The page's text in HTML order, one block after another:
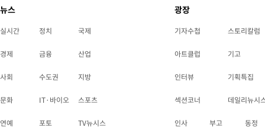
뉴스
실시간 정치 국제
경제 금융 산업
사회 수도권 지방
문화 IT·바이오 스포츠
연예 포토 TV뉴시스
광장
기자수첩 스토리칼럼
아트클럽 기고
인터뷰 기획특집
섹션코너 데일리뉴시
인사 부고 동정